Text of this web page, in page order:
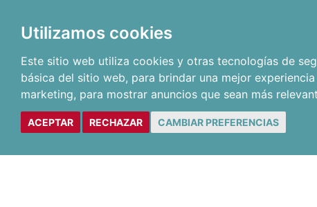
Utilizamos cookies
Este sitio web utiliza cookies y otras tecnologías de
básica del sitio web, para brindar una mejor
marketing, para mostrar anuncios que sean más
ACEPTAR RECHAZAR CAMBIAR PREFERENCIAS